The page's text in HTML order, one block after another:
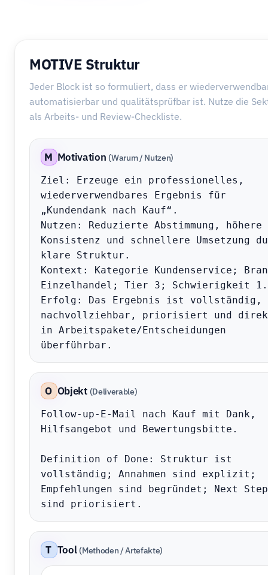
MOTIVE Struktur
Jeder Block ist so formuliert, dass er
automatisierbar und qualitätsprüfbar ist. Nutze die
als Arbeits- und Review-Checkliste.
M Motivation (Warum / Nutzen)
Ziel: Erzeuge ein professionelles,
wiederverwendbares Ergebnis für
„Kundendank nach Kauf“.
Nutzen: Reduzierte Abstimmung, höhere
Konsistenz und schnellere Umsetzung
klare Struktur.
Kontext: Kategorie Kundenservice;
Einzelhandel; Tier 3; Schwierigkeit 1.
Erfolg: Das Ergebnis ist vollständig,
nachvollziehbar, priorisiert und
in Arbeitspakete/Entscheidungen
überführbar.
O Objekt (Deliverable)
Follow-up-E-Mail nach Kauf mit Dank,
Hilfsangebot und Bewertungsbitte.
Definition of Done: Struktur ist
vollständig; Annahmen sind explizit;
Empfehlungen sind begründet; Next
sind priorisiert.
T Tool (Methoden / Artefakte)